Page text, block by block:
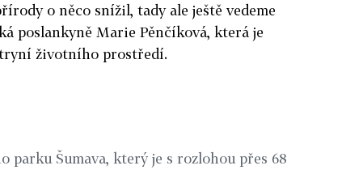
o něco snížil, tady ale ještě vedeme
poslankyně Marie Pěnčíková, která je
životního prostředí.
parku Šumava, který je s rozlohou přes 68